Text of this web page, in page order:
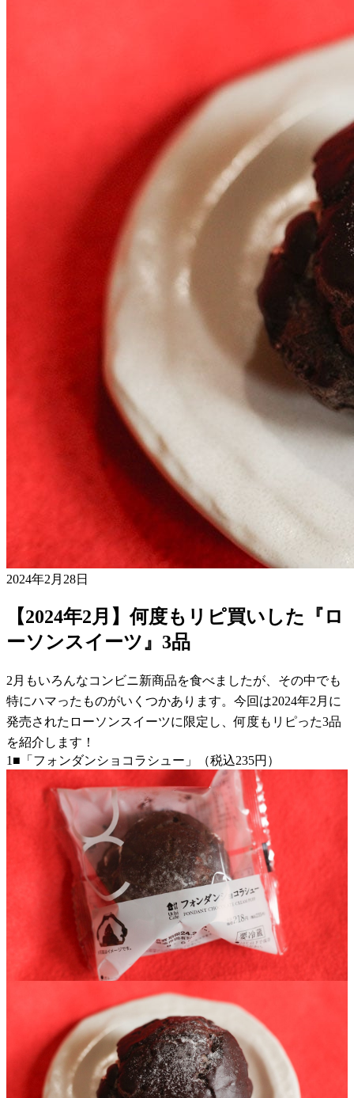
2024年2月28日
【2024年2月】何度もリピ買いした『ロ
ーソンスイーツ』3品
2月もいろんなコンビニ新商品を食べましたが、その中でも
特にハマったものがいくつかあります。今回は2024年2月に
発売されたローソンスイーツに限定し、何度もリピった3品
を紹介します！
1■「フォンダンショコラシュー」（税込235円）